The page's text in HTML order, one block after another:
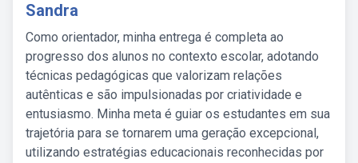
Sandra
Como orientador, minha entrega é completa ao
progresso dos alunos no contexto escolar, adotando
técnicas pedagógicas que valorizam relações
autênticas e são impulsionadas por criatividade e
entusiasmo. Minha meta é guiar os estudantes em sua
trajetória para se tornarem uma geração excepcional,
utilizando estratégias educacionais reconhecidas por